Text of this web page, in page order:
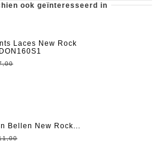
ook geïnteresseerd in
Laces New Rock
Bellen New Rock...